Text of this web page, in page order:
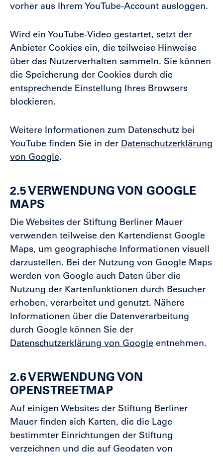
vorher aus Ihrem YouTube-Account ausloggen.
Wird ein YouTube-Video gestartet, setzt der
Anbieter Cookies ein, die teilweise Hinweise
über das Nutzerverhalten sammeln. Sie können
die Speicherung der Cookies durch die
entsprechende Einstellung Ihres Browsers
blockieren.
Weitere Informationen zum Datenschutz bei
YouTube finden Sie in der Datenschutzerklärung
von Google.
2.5 VERWENDUNG VON GOOGLE
MAPS
Die Websites der Stiftung Berliner Mauer
verwenden teilweise den Kartendienst Google
Maps, um geographische Informationen visuell
darzustellen. Bei der Nutzung von Google Maps
werden von Google auch Daten über die
Nutzung der Kartenfunktionen durch Besucher
erhoben, verarbeitet und genutzt. Nähere
Informationen über die Datenverarbeitung
durch Google können Sie der
Datenschutzerklärung von Google entnehmen.
2.6 VERWENDUNG VON
OPENSTREETMAP
Auf einigen Websites der Stiftung Berliner
Mauer finden sich Karten, die die Lage
bestimmter Einrichtungen der Stiftung
verzeichnen und die auf Geodaten von